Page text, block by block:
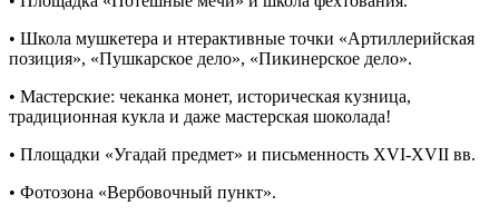
• Школа мушкетера и нтерактивные точки «Артиллерийская
позиция», «Пушкарское дело», «Пикинерское дело».
• Мастерские: чеканка монет, историческая кузница,
традиционная кукла и даже мастерская шоколада!
• Площадки «Угадай предмет» и письменность XVI-XVII вв.
• Фотозона «Вербовочный пункт».